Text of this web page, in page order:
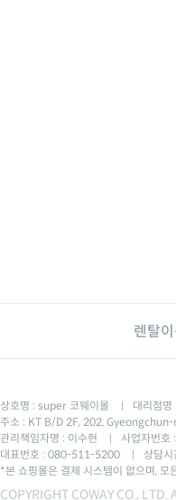
렌탈
상호명 : super 코웨이몰 대리점명
주소 : KT B/D 2F, 202,
관리책임자명 : 이수현
사업자번
대표번호 : 080-511-5200
상담
*본 쇼핑몰은 결제 시스템이 없으며, 모
COPYRIGHT COWAY CO., LTD.